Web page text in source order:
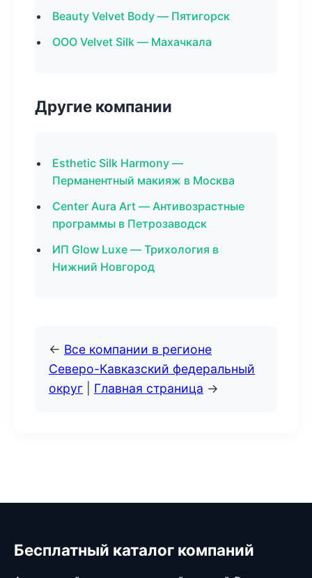
Beauty Velvet Body — Пятигорск
ООО Velvet Silk — Махачкала
Другие компании
Esthetic Silk Harmony —
Перманентный макияж в Москва
Center Aura Art — Антивозрастные
программы в Петрозаводск
ИП Glow Luxe — Трихология в
Нижний Новгород
← Все компании в регионе
Северо-Кавказский федеральный
округ
Главная страница →
Бесплатный каталог компаний